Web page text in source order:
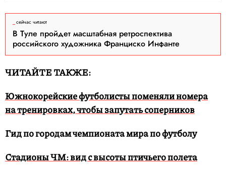
сейчас читают
В Туле пройдет масштабная ретроспектива
российского художника Франциско Инфанте
ЧИТАЙТЕ ТАКЖЕ:
Южнокорейские футболисты поменяли номера
на тренировках, чтобы запутать соперников
Гид по городам чемпионата мира по футболу
Стадионы ЧМ: вид с высоты птичьего полета